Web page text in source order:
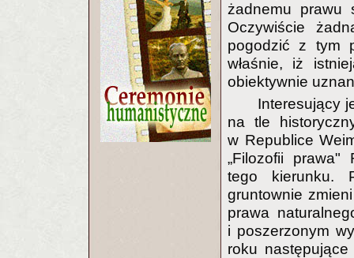
żadnemu prawu
Oczywiście
pogodzić z tym
właśnie, iż
obiektywnie
Interesujący
na tle
w Republice
„Filozofii prawa"
tego kierunku.
gruntownie
prawa
i poszerzonym
roku następujące